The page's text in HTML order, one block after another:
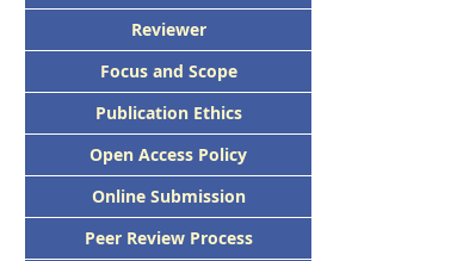
Reviewer
Focus and Scope
Publication Ethics
Open Access Policy
Online Submission
Peer Review Process